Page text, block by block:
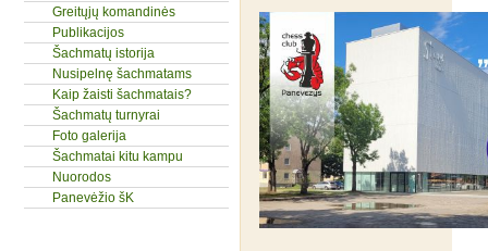
Greitųjų komandinės
Publikacijos
Šachmatų istorija
Nusipelnę šachmatams
Kaip žaisti šachmatais?
Šachmatų turnyrai
Foto galerija
Šachmatai kitu kampu
Nuorodos
Panevėžio šK